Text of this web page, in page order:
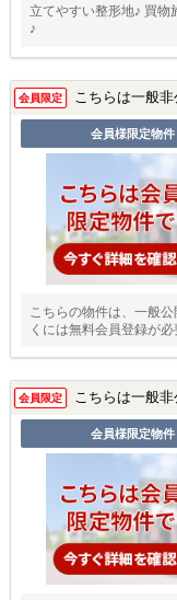
立てやすい整形地♪ 買
♪
会員限定 こちらは一般
会員様限定物件
こちらの物件は、一般
くには無料会員登録が必
会員限定 こちらは一般
会員様限定物件